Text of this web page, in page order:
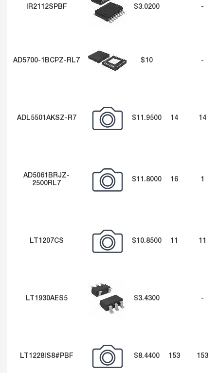
IR2112SPBF $3.0200 -
AD5700-1BCPZ-RL7 $10 -
ADL5501AKSZ-R7 $11.9500 14 14
AD5061BRJZ-
2500RL7
$11.8000 16 1
LT1207CS $10.8500 11 11
LT1930AES5 $3.4300 -
LT1228IS8#PBF $8.4400 153 153